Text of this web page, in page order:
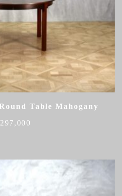
Table Mahogany
297,000